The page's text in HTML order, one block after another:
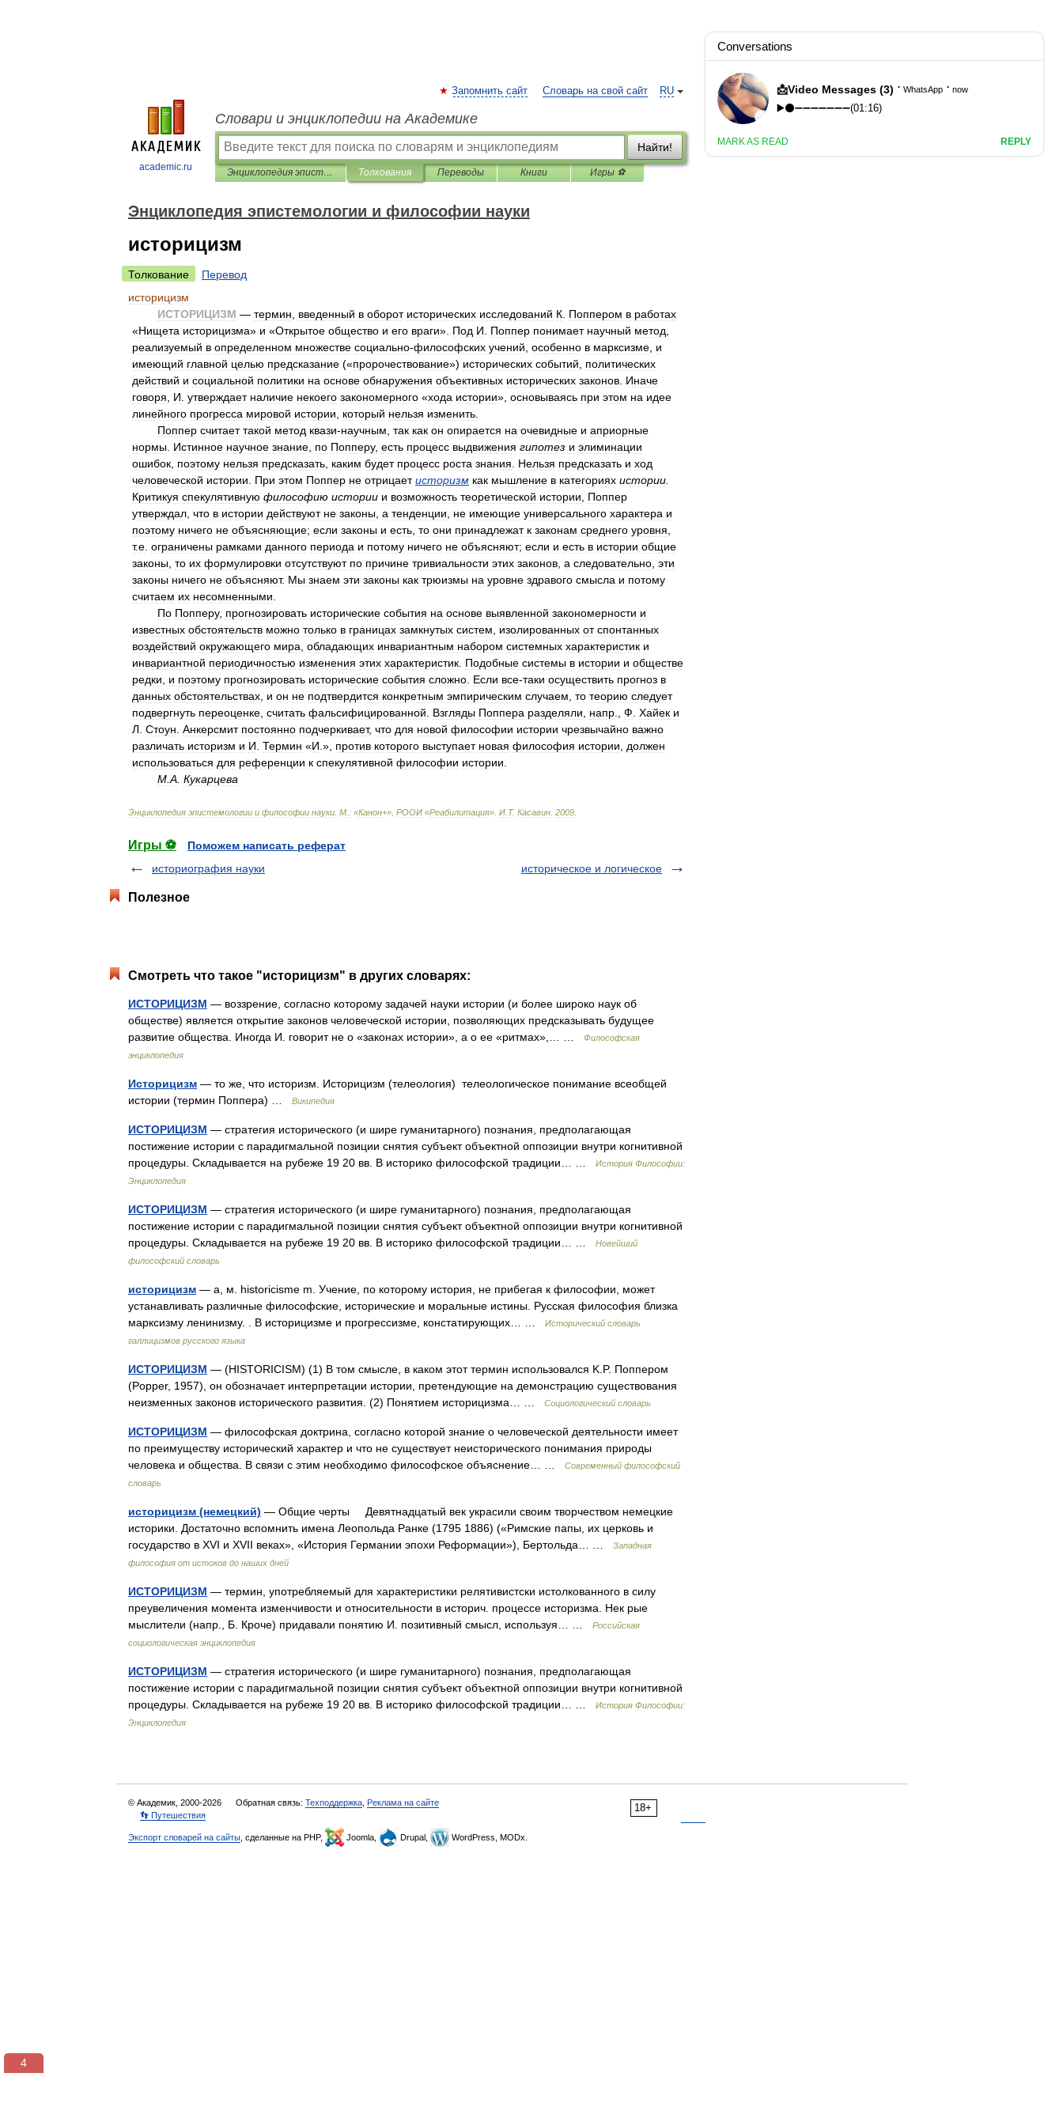
academic.ru
RU
Запомнить сайт Словарь на свой сайт
Словари и энциклопедии на Академике
Найти!
Энциклопедия эпистемологии и философии науки Толкования Переводы Книги Игры ⚽
Энциклопедия эпистемологии и философии науки
историцизм
Толкование
Перевод
историцизм
ИСТОРИЦИЗМ — термин введенный в оборот исторических исследований К Поппером в работах
«Нищета историцизма» и «Открытое общество и его враги». Под И Поппер понимает научный метод
реализуемый в определенном множестве социально-философских учений особенно в марксизме и
имеющий главной целью предсказание («пророчествование») исторических событий
политических
действий и социальной политики на основе обнаружения объективных исторических законов Иначе
говоря
И утверждает наличие некоего закономерного «хода истории», основываясь при этом на идее
линейного прогресса мировой истории который нельзя изменить
Поппер считает такой метод квази-научным так как он опирается на очевидные и априорные
нормы Истинное научное знание по Попперу, есть процесс выдвижения гипотез и элиминации
ошибок поэтому нельзя предсказать каким будет процесс роста знания Нельзя предсказать и ход
человеческой истории При этом Поппер не отрицает историзм как мышление в категориях истории
Критикуя спекулятивную философию истории и возможность теоретической истории
Поппер
утверждал что в истории действуют не законы а тенденции не имеющие универсального характера и
поэтому ничего не объясняющие; если законы и есть то они принадлежат к законам среднего уровня
т.е ограничены рамками данного периода и потому ничего не объясняют; если и есть в истории общие
законы то их формулировки отсутствуют по причине тривиальности этих законов а следовательно эти
законы ничего не объясняют. Мы знаем эти законы как трюизмы на уровне здравого смысла и потому
считаем их несомненными
По Попперу, прогнозировать исторические события на основе выявленной закономерности и
известных обстоятельств можно только в границах замкнутых систем изолированных от спонтанных
воздействий окружающего мира обладающих инвариантным набором системных характеристик и
инвариантной периодичностью изменения этих характеристик Подобные системы в истории и обществе
редки
и поэтому прогнозировать исторические события сложно Если все-таки осуществить прогноз в
данных обстоятельствах и он не подтвердится конкретным эмпирическим случаем то теорию следует
подвергнуть переоценке считать фальсифицированной Взгляды Поппера разделяли напр Ф Хайек и
Л Стоун Анкерсмит постоянно подчеркивает, что для новой философии истории чрезвычайно важно
различать историзм и И Термин «И .», против которого выступает новая философия истории
должен
использоваться для референции к спекулятивной философии истории
М А Кукарцева
Энциклопедия эпистемологии и философии науки М : «Канон+», РООИ «Реабилитация» И Т. Касавин 2009
Игры ⚽
Поможем написать реферат
историография науки
историческое и логическое
Полезное
Смотреть что такое "историцизм" в других словарях:
ИСТОРИЦИЗМ — воззрение, согласно которому задачей науки истории (и более широко наук об
обществе) является открытие законов человеческой истории, позволяющих предсказывать будущее
развитие общества. Иногда И. говорит не о «законах истории», а о ее «ритмах»,… …
Философская
энциклопедия
Историцизм — то же, что историзм. Историцизм (телеология) телеологическое понимание всеобщей
истории (термин Поппера) …
Википедия
ИСТОРИЦИЗМ — стратегия исторического (и шире гуманитарного) познания, предполагающая
постижение истории с парадигмальной позиции снятия субъект объектной оппозиции внутри когнитивной
процедуры. Складывается на рубеже 19 20 вв. В историко философской традиции… …
История Философии:
Энциклопедия
ИСТОРИЦИЗМ — стратегия исторического (и шире гуманитарного) познания, предполагающая
постижение истории с парадигмальной позиции снятия субъект объектной оппозиции внутри когнитивной
процедуры. Складывается на рубеже 19 20 вв. В историко философской традиции… …
Новейший
философский словарь
историцизм — а, м. historicisme m. Учение, по которому история, не прибегая к философии, может
устанавливать различные философские, исторические и моральные истины. Русская философия близка
марксизму ленинизму. . В историцизме и прогрессизме, констатирующих… …
Исторический словарь
галлицизмов русского языка
ИСТОРИЦИЗМ — (HISTORICISM) (1) В том смысле, в каком этот термин использовался K.P. Поппером
(Popper, 1957), он обозначает интерпретации истории, претендующие на демонстрацию существования
неизменных законов исторического развития. (2) Понятием историцизма… …
Социологический словарь
ИСТОРИЦИЗМ — философская доктрина, согласно которой знание о человеческой деятельности имеет
по преимуществу исторический характер и что не существует неисторического понимания природы
человека и общества. В связи с этим необходимо философское объяснение… …
Современный философский
словарь
историцизм (немецкий) — Общие черты Девятнадцатый век украсили своим творчеством немецкие
историки. Достаточно вспомнить имена Леопольда Ранке (1795 1886) («Римские папы, их церковь и
государство в XVI и XVII веках», «История Германии эпохи Реформации»), Бертольда… …
Западная
философия от истоков до наших дней
ИСТОРИЦИЗМ — термин, употребляемый для характеристики релятивистски истолкованного в силу
преувеличения момента изменчивости и относительности в историч. процессе историзма. Нек рые
мыслители (напр., Б. Кроче) придавали понятию И. позитивный смысл, используя… …
Российская
социологическая энциклопедия
ИСТОРИЦИЗМ — стратегия исторического (и шире гуманитарного) познания, предполагающая
постижение истории с парадигмальной позиции снятия субъект объектной оппозиции внутри когнитивной
процедуры. Складывается на рубеже 19 20 вв. В историко философской традиции… …
История Философии:
Энциклопедия
18+
© Академик, 2000-2026 Обратная связь: Техподдержка Реклама на сайте
👣 Путешествия
Экспорт словарей на сайты , сделанные на PHP, Joomla, Drupal, WordPress, MODx.
3